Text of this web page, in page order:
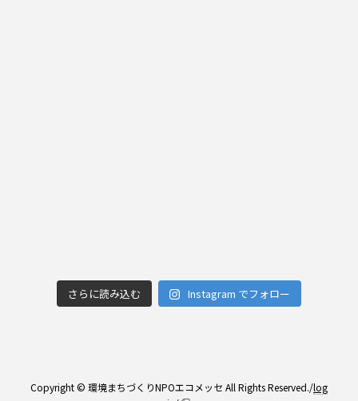
さらに読み込む Instagram でフォロー
Copyright © 環境まちづくりNPOエコメッセ All Rights Reserved./log